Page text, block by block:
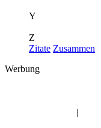
Y
Z
Zitate Zusammen
Werbung
|